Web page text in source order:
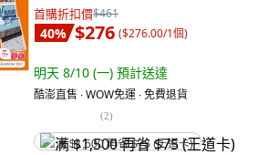
首購折扣價$461
40% $276 ($276.00/1個)
明天 8/10 (一) 預計送達
酷澎直售 ∙ WOW免運 ∙ 免費退貨
(2)
满 $1,500 再省 $75 (王道卡)